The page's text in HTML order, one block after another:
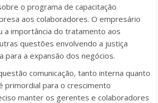
o programa de capacitação
aos colaboradores. O empresário
a importância do tratamento aos
questões envolvendo a justiça
para a expansão dos negócios.
comunicação, tanto interna quanto
primordial para o crescimento
manter os gerentes e colaboradores